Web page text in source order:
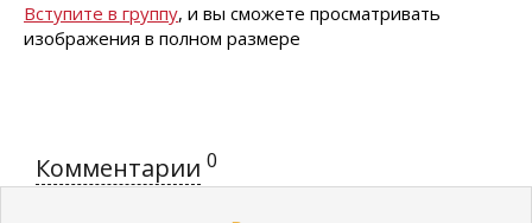
Вступите в группу, и вы сможете просматривать
изображения в полном размере
Комментарии 0